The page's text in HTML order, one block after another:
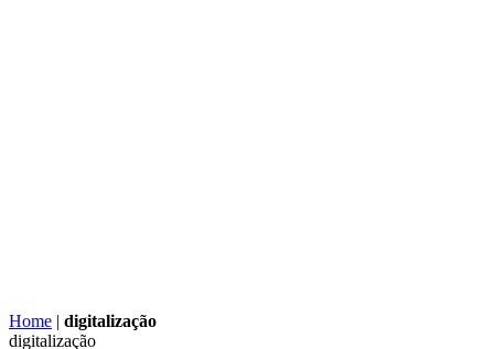
Home | digitalização
digitalização